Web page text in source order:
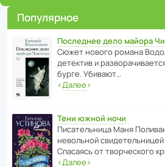
Популярное
Последнее дело майора
Сюжет нового романа
дете­ктив и
бурге. Убивают…
‹Далее›
Тени южной ночи
Писа­тель­ница Маня
невольной
Спасаясь от твор­че­с­кого
‹Далее›